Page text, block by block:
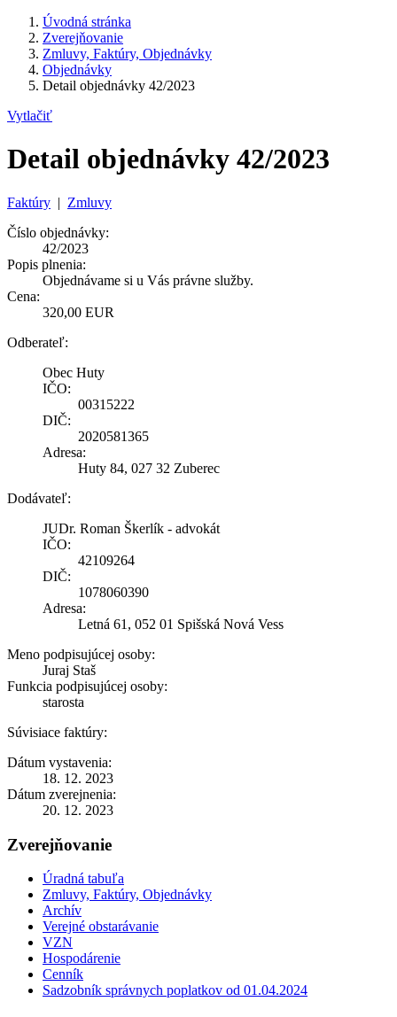
Úvodná stránka
Zverejňovanie
Zmluvy, Faktúry, Objednávky
Objednávky
Detail objednávky 42/2023
Vytlačiť
Detail objednávky 42/2023
Faktúry | Zmluvy
Číslo objednávky:
42/2023
Popis plnenia:
Objednávame si u Vás právne služby.
Cena:
320,00 EUR
Odberateľ:
Obec Huty
IČO:
00315222
DIČ:
2020581365
Adresa:
Huty 84, 027 32 Zuberec
Dodávateľ:
JUDr. Roman Škerlík - advokát
IČO:
42109264
DIČ:
1078060390
Adresa:
Letná 61, 052 01 Spišská Nová Vess
Meno podpisujúcej osoby:
Juraj Staš
Funkcia podpisujúcej osoby:
starosta
Súvisiace faktúry:
Dátum vystavenia:
18. 12. 2023
Dátum zverejnenia:
20. 12. 2023
Zverejňovanie
Úradná tabuľa
Zmluvy, Faktúry, Objednávky
Archív
Verejné obstarávanie
VZN
Hospodárenie
Cenník
Sadzobník správnych poplatkov od 01.04.2024